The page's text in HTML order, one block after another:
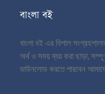
বাংলা বই
বাংলা বই এর বিশাল
অর্থ ও সময় ব্যয় করা ছাড়া,
ডাউনলোড করতে পারবেন